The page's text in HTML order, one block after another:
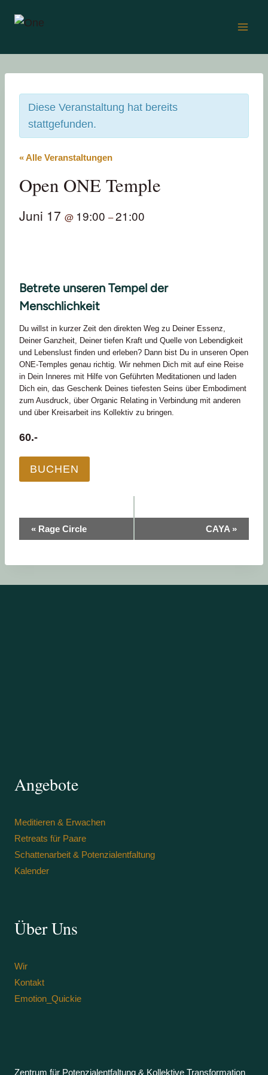
Diese Veranstaltung hat bereits
stattgefunden.
« Alle Veranstaltungen
Open ONE Temple
Juni 17 @ 19:00 –21:00
Betrete unseren Tempel der
Menschlichkeit
Du willst in kurzer Zeit den direkten Weg zu Deiner Essenz,
Deiner Ganzheit, Deiner tiefen Kraft und Quelle von Lebendigkeit
und Lebenslust finden und erleben? Dann bist Du in unseren Open
ONE-Temples genau richtig. Wir nehmen Dich mit auf eine Reise
in Dein Inneres mit Hilfe von Geführten Meditationen und laden
Dich ein, das Geschenk Deines tiefesten Seins über Embodiment
zum Ausdruck, über Organic Relating in Verbindung mit anderen
und über Kreisarbeit ins Kollektiv zu bringen.
60.-
BUCHEN
Veranstaltung
« Rage Circle CAYA »
Angebote
Meditieren & Erwachen
Retreats für Paare
Schattenarbeit & Potenzialentfaltung
Kalender
Über Uns
Wir
Kontakt
Emotion_Quickie
Zentrum für Potenzialentfaltung & Kollektive Transformation